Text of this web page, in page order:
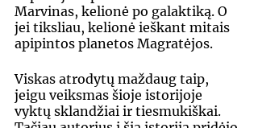
Marvinas, kelionė po galaktiką. O
jei tiksliau, kelionė ieškant mitais
apipintos planetos Magra­tėjos.
Viskas atrodytų maždaug taip,
jeigu veiksmas šioje istorijoje
vyktų sklandžiai ir tiesmukiškai.